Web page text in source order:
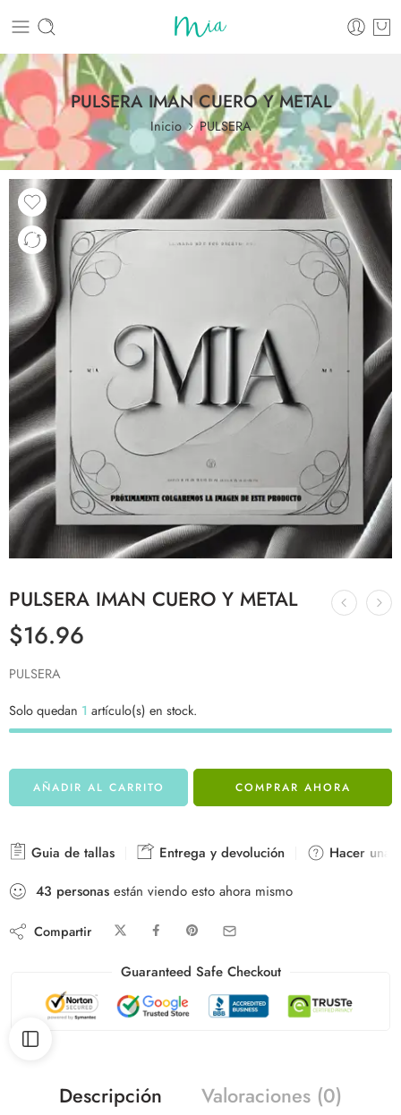
PULSERA IMAN CUERO Y METAL
Inicio PULSERA
PULSERA IMAN CUERO Y METAL
$16.96
PULSERA
Solo quedan 1 artículo(s) en stock.
AÑADIR AL CARRITO COMPRAR AHORA
Guia de tallas Entrega y devolución
Hacer una
43 personas están viendo esto ahora mismo
Compartir
Guaranteed Safe Checkout
Descripción Valoraciones (0)